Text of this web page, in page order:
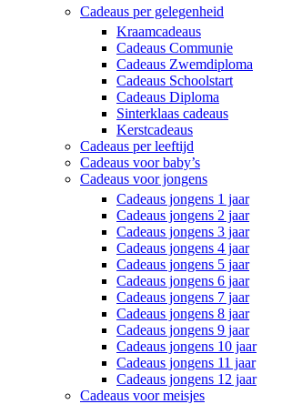
Cadeaus per gelegenheid
Kraamcadeaus
Cadeaus Communie
Cadeaus Zwemdiploma
Cadeaus Schoolstart
Cadeaus Diploma
Sinterklaas cadeaus
Kerstcadeaus
Cadeaus per leeftijd
Cadeaus voor baby’s
Cadeaus voor jongens
Cadeaus jongens 1 jaar
Cadeaus jongens 2 jaar
Cadeaus jongens 3 jaar
Cadeaus jongens 4 jaar
Cadeaus jongens 5 jaar
Cadeaus jongens 6 jaar
Cadeaus jongens 7 jaar
Cadeaus jongens 8 jaar
Cadeaus jongens 9 jaar
Cadeaus jongens 10 jaar
Cadeaus jongens 11 jaar
Cadeaus jongens 12 jaar
Cadeaus voor meisjes